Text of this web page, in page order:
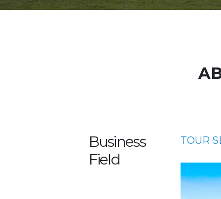
Business
Field
TOUR